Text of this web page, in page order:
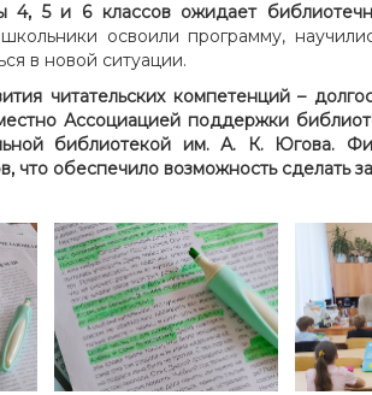
4, 5 и 6 классов ожидает
освоили программу,
в новой ситуации.
читательских компетенций –
Ассоциацией поддержки
библиотекой им. А. К. Югова.
что обеспечило возможность сделать